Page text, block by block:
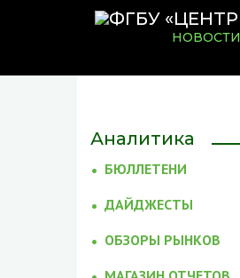
НОВОСТИ
Аналитика
БЮЛЛЕТЕНИ
ДАЙДЖЕСТЫ
ОБЗОРЫ РЫНКОВ